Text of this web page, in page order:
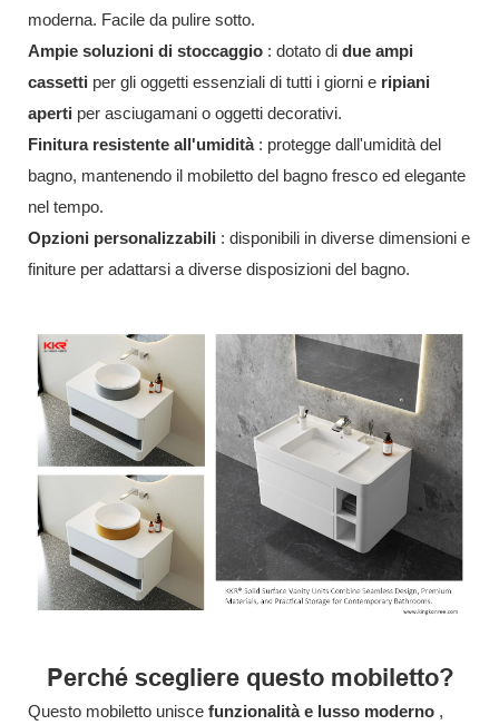
moderna. Facile da pulire sotto.
Ampie soluzioni di stoccaggio : dotato di due ampi
cassetti per gli oggetti essenziali di tutti i giorni e ripiani
aperti per asciugamani o oggetti decorativi.
Finitura resistente all'umidità: protegge dall'umidità del
bagno, mantenendo il mobiletto del bagno fresco ed elegante
nel tempo.
Opzioni personalizzabili : disponibili in diverse dimensioni e
finiture per adattarsi a diverse disposizioni del bagno.
Perché scegliere questo mobiletto?
Questo mobiletto unisce funzionalità e lusso moderno ,